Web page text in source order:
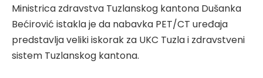
Ministrica zdravstva Tuzlanskog kantona Dušanka
Bećirović istakla je da nabavka PET/CT uređaja
predstavlja veliki iskorak za UKC Tuzla i zdravstveni
sistem Tuzlanskog kantona.